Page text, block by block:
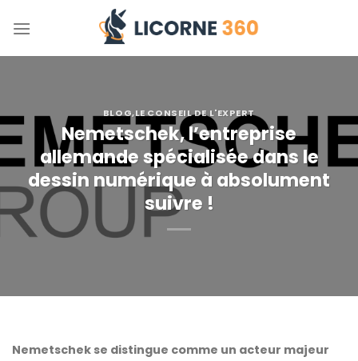
BLOG,LE CONSEIL DE L'EXPERT
Nemetschek, l’entreprise
allemande spécialisée dans le
dessin numérique à absolument
suivre !
Nemetschek se distingue comme un acteur majeur